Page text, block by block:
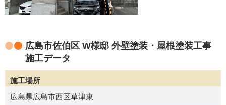
広島市佐伯区 W様邸 外壁塗装・屋根塗装工事
施工データ
施工場所
広島県広島市西区草津東